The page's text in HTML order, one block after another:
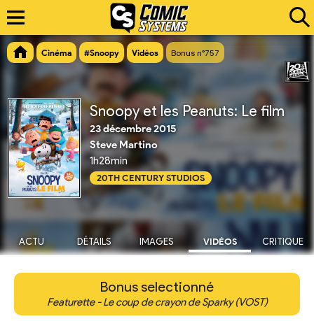
Cinéma #Snoopy Vidéos Bonus n°757
Snoopy et les Peanuts: Le film
23 décembre 2015
Steve Martino
1h28min
20TH CENTURY STUDIOS
ACTU DÉTAILS IMAGES VIDÉOS CRITIQUE
Bonus selectionné
Featurette - Le coup de crayon de Sparky (VOST)